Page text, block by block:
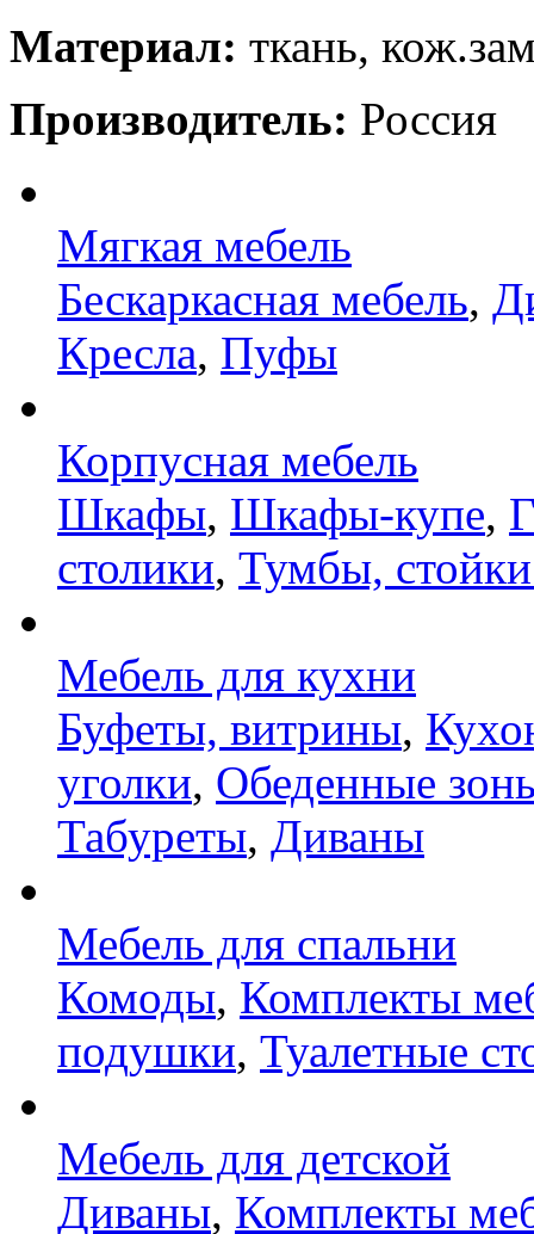
Материал: ткань,
Производитель: Россия
Мягкая мебель
Бескаркасная мебель,
Кресла, Пуфы
Корпусная мебель
Шкафы, Шкафы-купе,
столики, Тумбы,
Мебель для кухни
Буфеты, витрины,
уголки, Обеденные
Табуреты, Диваны
Мебель для спальни
Комоды, Комплекты
подушки, Туалетные
Мебель для детской
Диваны, Комплекты